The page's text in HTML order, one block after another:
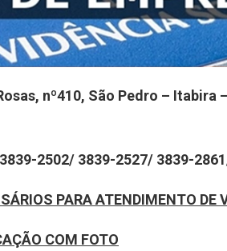
nº410, São Pedro – Itabira
2502/ 3839-2527/ 3839-
PARA ATENDIMENTO DE
COM FOTO